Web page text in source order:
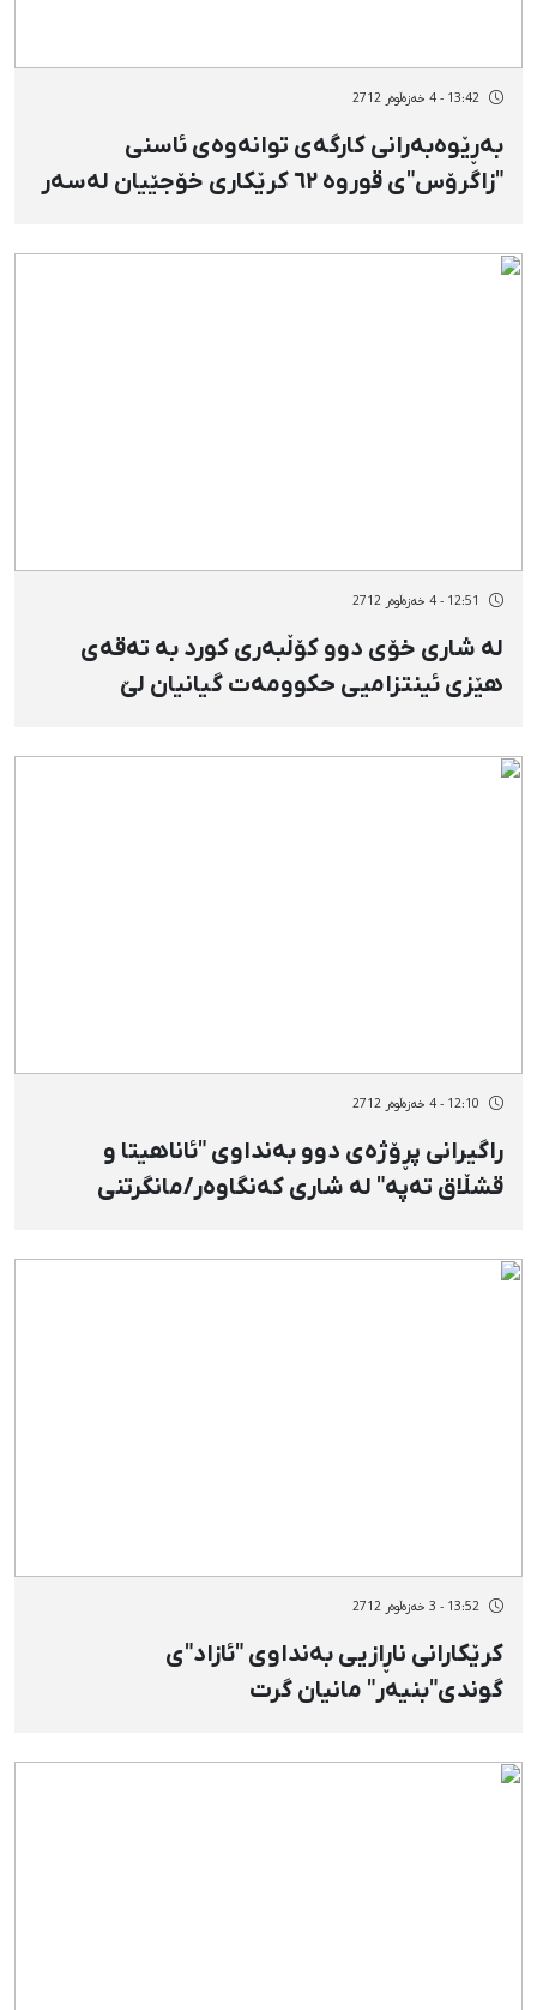
13:42 - 4 خەزەڵوەر 2712
بەڕێوەبەرانی كارگەی توانەوەی ئاسنی
"زاگرۆس"ی قوروە ٦٢ كرێكاری خۆجێیان لەسەر
12:51 - 4 خەزەڵوەر 2712
لە شاری خۆی دوو كۆڵبەری كورد بە تەقەی
هێزی ئینتزامیی حكوومەت گیانیان لێ‌
12:10 - 4 خەزەڵوەر 2712
راگیرانی پڕۆژەی دوو بەنداوی "ئاناهیتا و
قشڵاق تەپە" لە شاری کەنگاوەر/مانگرتنی
13:52 - 3 خەزەڵوەر 2712
كرێكارانی ناڕازیی بەنداوی "ئازاد"ی
گوندی"بنیەر" مانیان گرت